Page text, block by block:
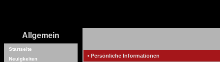
Allgemein
Startseite
Neuigkeiten
• Persönliche Informationen